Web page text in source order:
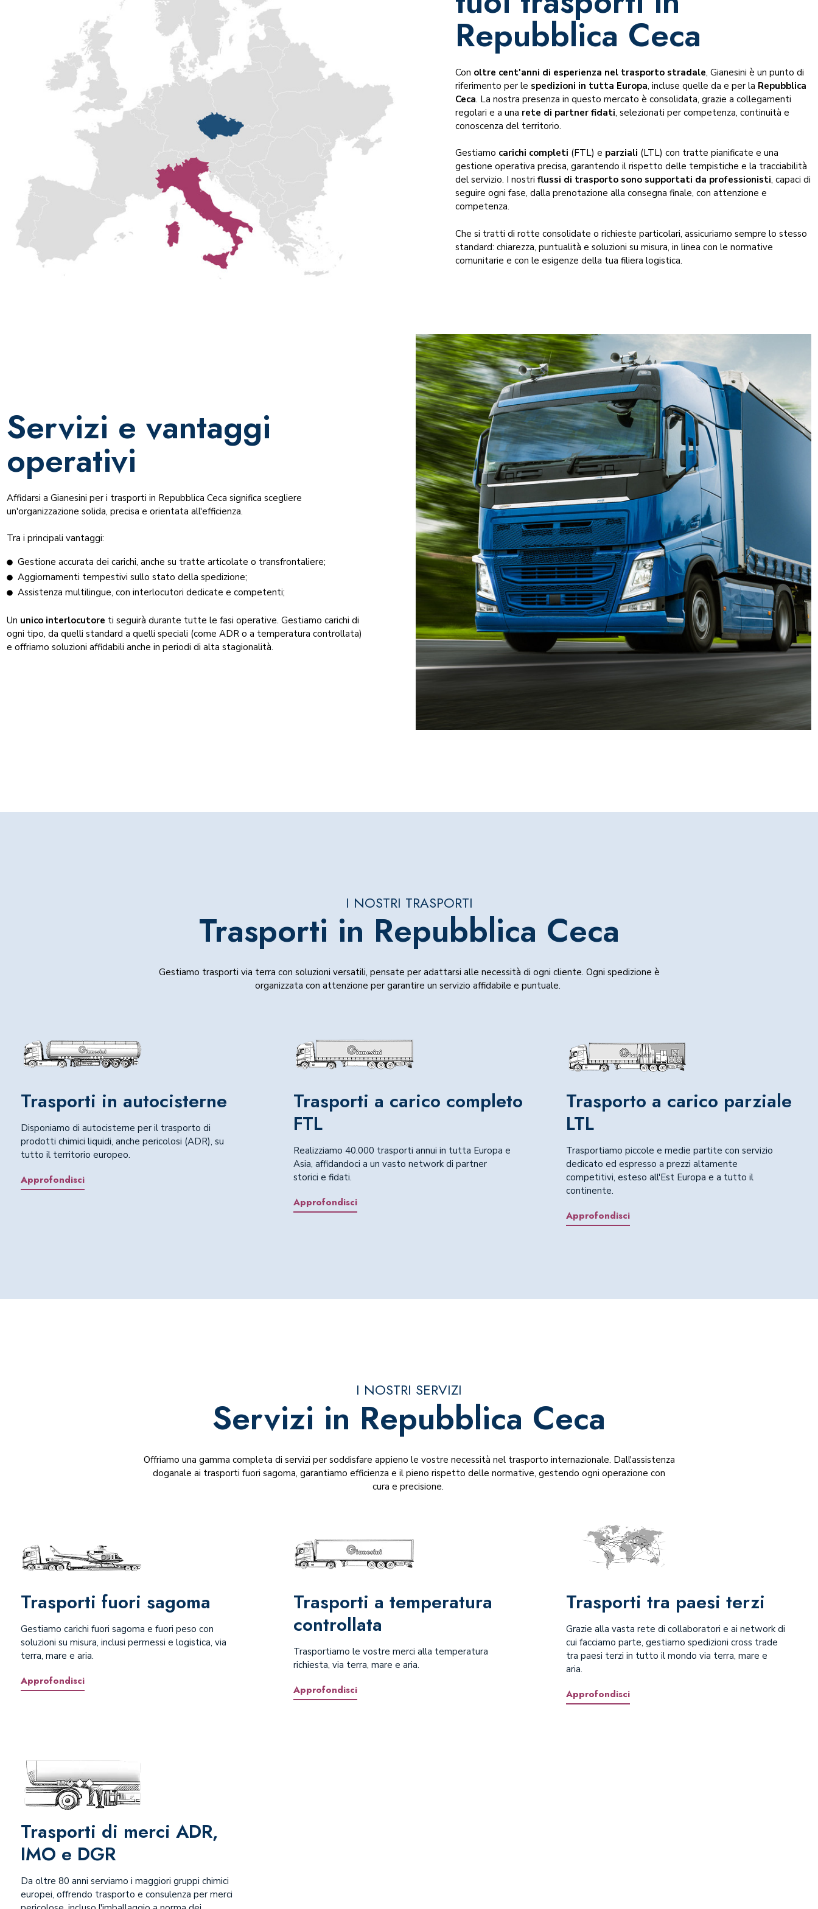
Trasporto di merci ADR, IMO e DGRRepubblica Ceca
Con oltre cent'anni di esperienza nel trasporto stradale, Gianesini è un punto di
riferimento per le spedizioni in tutta Europa, incluse quelle da e per la Repubblica
Ceca. La nostra presenza in questo mercato è consolidata, grazie a collegamenti
regolari e a una rete di partner fidati, selezionati per competenza, continuità e
conoscenza del territorio.
Gestiamo carichi completi (FTL) e parziali (LTL) con tratte pianificate e una
gestione operativa precisa, garantendo il rispetto delle tempistiche e la tracciabilità
del servizio. I nostriflussi di trasporto sono supportati da professionisti, capaci di
seguire ogni fase, dalla prenotazione alla consegna finale, con attenzione e
competenza.
Che si tratti di rotte consolidate o richieste particolari, assicuriamo sempre lo stesso
standard: chiarezza, puntualità e soluzioni su misura, in linea con le normative
comunitarie e con le esigenze della tua filiera logistica.
Servizi e vantaggi
operativi
Affidarsi a Gianesini per i trasporti in Repubblica Ceca significa scegliere
un'organizzazione solida, precisa e orientata all'efficienza.
Tra i principali vantaggi:
Gestione accurata dei carichi, anche su tratte articolate o transfrontaliere;
Aggiornamenti tempestivi sullo stato della spedizione;
Assistenza multilingue, con interlocutori dedicate e competenti;
Un unico interlocutore ti seguirà durante tutte le fasi operative. Gestiamo carichi di
ogni tipo, da quelli standard a quelli speciali (come ADR o a temperatura controllata)
e offriamo soluzioni affidabili anche in periodi di alta stagionalità.
I NOSTRI TRASPORTI
Trasporti in Repubblica Ceca
Gestiamo trasporti via terra con soluzioni versatili, pensate per adattarsi alle necessità di ogni cliente. Ogni spedizione è
organizzata con attenzione per garantire un servizio affidabile e puntuale.
Trasporti in autocisterne
Disponiamo di autocisterne per il trasporto di
prodotti chimici liquidi, anche pericolosi (ADR), su
tutto il territorio europeo.
Approfondisci
Trasporti a carico completo
FTL
Realizziamo 40.000 trasporti annui in tutta Europa e
Asia, affidandoci a un vasto network di partner
storici e fidati.
Approfondisci
Trasporto a carico parziale
LTL
Trasportiamo piccole e medie partite con servizio
dedicato ed espresso a prezzi altamente
competitivi, esteso all'Est Europa e a tutto il
continente.
Approfondisci
I NOSTRI SERVIZI
Servizi in Repubblica Ceca
Offriamo una gamma completa di servizi per soddisfare appieno le vostre necessità nel trasporto internazionale. Dall'assistenza
doganale ai trasporti fuori sagoma, garantiamo efficienza e il pieno rispetto delle normative, gestendo ogni operazione con
cura e precisione.
Trasporti fuori sagoma
Gestiamo carichi fuori sagoma e fuori peso con
soluzioni su misura, inclusi permessi e logistica, via
terra, mare e aria.
Approfondisci
Trasporti a temperatura
controllata
Trasportiamo le vostre merci alla temperatura
richiesta, via terra, mare e aria.
Approfondisci
Trasporti tra paesi terzi
Grazie alla vasta rete di collaboratori e ai network di
cui facciamo parte, gestiamo spedizioni cross trade
tra paesi terzi in tutto il mondo via terra, mare e
aria.
Approfondisci
Trasporti di merci ADR,
IMO e DGR
Da oltre 80 anni serviamo i maggiori gruppi chimici
europei, offrendo trasporto e consulenza per merci